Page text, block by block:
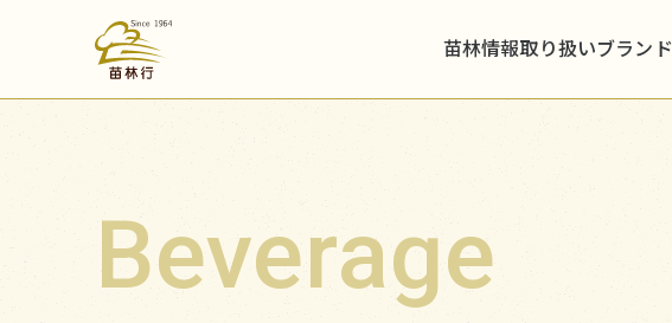
苗林情報取り扱いブランド
Beverage